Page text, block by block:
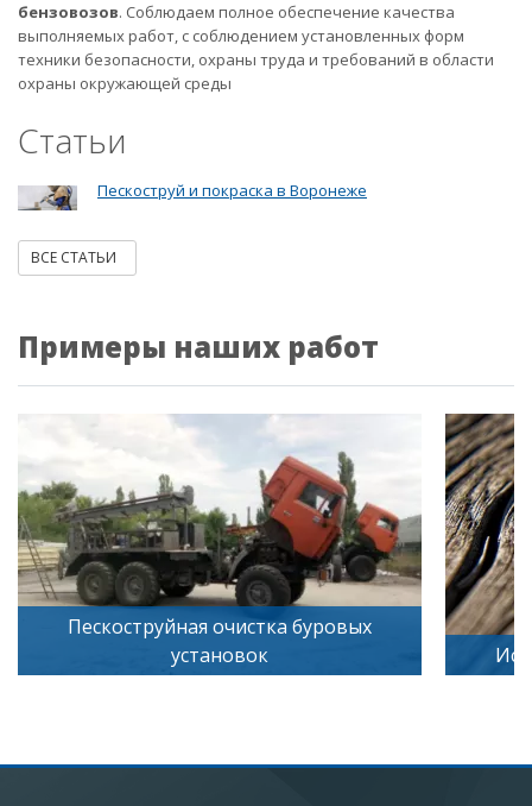
бензовозов. Соблюдаем полное обеспечение качества
выполняемых работ, с соблюдением установленных форм
техники безопасности, охраны труда и требований в области
охраны окружающей среды
Статьи
Пескоструй и покраска в Воронеже
ВСЕ СТАТЬИ
Примеры наших работ
Пескоструйная очистка буровых
установок